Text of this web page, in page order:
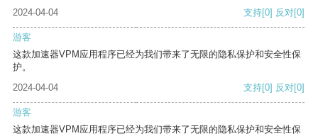
2024-04-04 支持[0] 反对[0]
游客
这款加速器VPM应用程序已经为我们带来了无限的隐私保护和安全性保
护。
2024-04-04
支持[0] 反对[0]
游客
这款加速器VPM应用程序已经为我们带来了无限的隐私保护和安全性保